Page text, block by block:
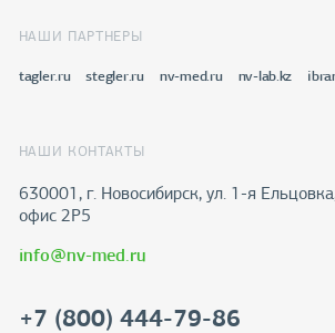
НАШИ ПАРТНЕРЫ
tagler.ru stegler.ru nv-med.ru nv-lab.kz
НАШИ КОНТАКТЫ
630001, г. Новосибирск, ул. 1-я
офис 2Р5
info@nv-med.ru
+7 (800) 444-79-86